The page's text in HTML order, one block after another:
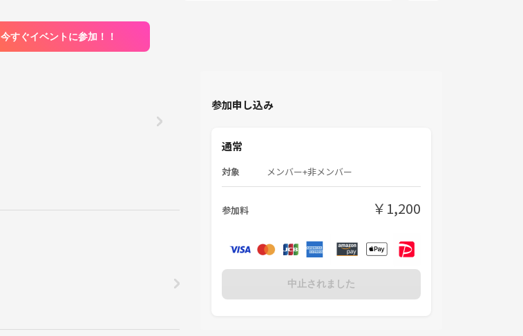
今すぐイベントに参加！！
参加申し込み
通常
対象 メンバー+非メンバー
参加料 ￥1,200
中止されました